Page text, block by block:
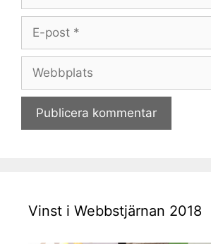
Webbplats
Vinst i Webbstjärnan 2018